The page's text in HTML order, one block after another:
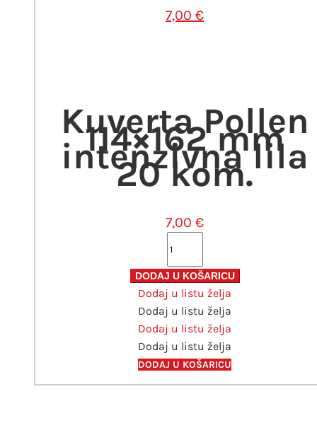
7,00 €
Kuverta Pollen
114×162 mm
intenzivna lila
20 kom.
7,00 €
114x162
mm
intenzivna
lila
20
kom.
količina
DODAJ U KOŠARICU
Dodaj u listu želja
Dodaj u listu želja
Dodaj u listu želja
Dodaj u listu želja
DODAJ U KOŠARICU